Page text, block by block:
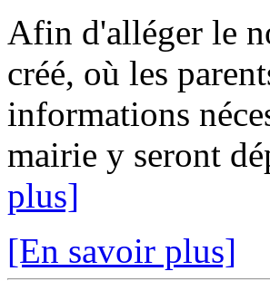
Afin d'alléger le
créé, où les
informations
mairie y seront
plus]
[En savoir plus]